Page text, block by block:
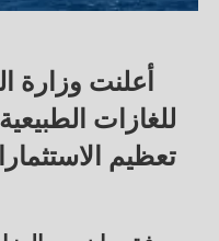
أعلنت وزارة
تعظيم